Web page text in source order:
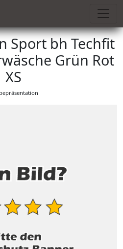
Sport bh Techfit
Grün Rot
XS